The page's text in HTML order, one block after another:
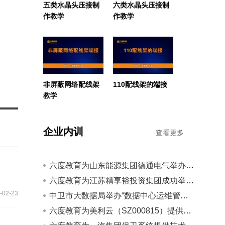
02-23
五类水晶头压接制
作教学
六类水晶头压接制
作教学
非屏蔽网络配线架
教学
110配线架的端接
查看更多
企业内训
六度教育为山东能源集团德通电气举办内训
六度教育为江苏精享裕投资集团成功举办智能化工程建设...
中卫市大数据局举办“数据中心运维管理”培训
六度教育为美利云（SZ000815）提供云计算和大数据培训